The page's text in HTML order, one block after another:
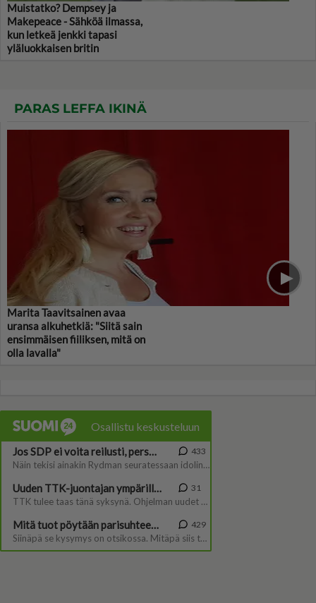
Muistatko? Dempsey ja
Makepeace - Sähköä ilmassa,
kun letkeä jenkki tapasi
yläluokkaisen britin
PARAS LEFFA IKINÄ
Marita Taavitsainen avaa
uransa alkuhetkiä: "Siitä sain
ensimmäisen fiiliksen, mitä on
olla lavalla"